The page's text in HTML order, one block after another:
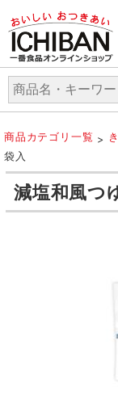
商品カテゴリ一覧 >
袋入
減塩和風つ